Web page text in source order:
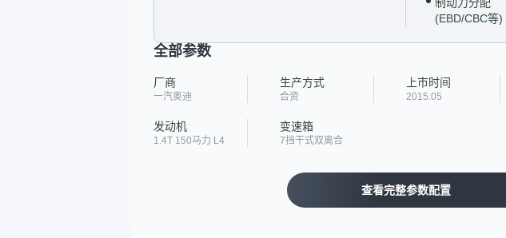
(EBD/CBC等)
全部参数
厂商
一汽奥迪
生产方式
合资
上市时间
2015.05
发动机
1.4T 150马力 L4
变速箱
7挡干式双离合
查看完整参数配置